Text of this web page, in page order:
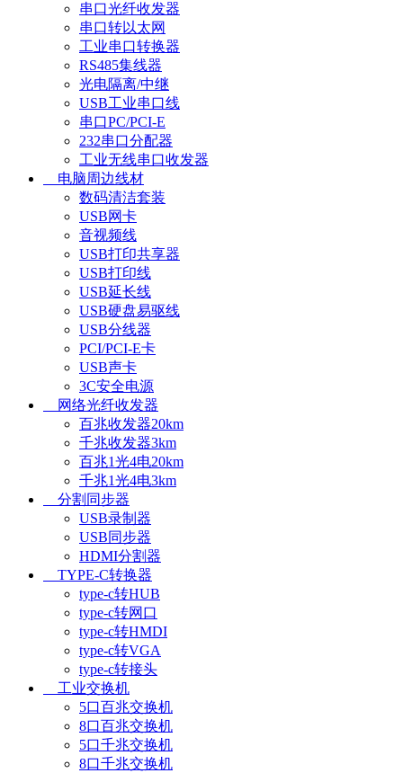
串口光纤收发器
串口转以太网
工业串口转换器
RS485集线器
光电隔离/中继
USB工业串口线
串口PC/PCI-E
232串口分配器
工业无线串口收发器
电脑周边线材
数码清洁套装
USB网卡
音视频线
USB打印共享器
USB打印线
USB延长线
USB硬盘易驱线
USB分线器
PCI/PCI-E卡
USB声卡
3C安全电源
网络光纤收发器
百兆收发器20km
千兆收发器3km
百兆1光4电20km
千兆1光4电3km
分割同步器
USB录制器
USB同步器
HDMI分割器
TYPE-C转换器
type-c转HUB
type-c转网口
type-c转HMDI
type-c转VGA
type-c转接头
工业交换机
5口百兆交换机
8口百兆交换机
5口千兆交换机
8口千兆交换机